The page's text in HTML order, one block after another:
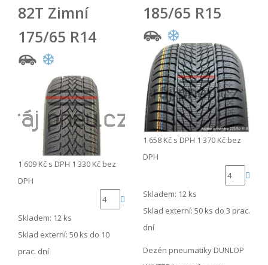
82T Zimní
175/65 R14
1 609 Kč s DPH 1 330 Kč bez
DPH
Skladem: 12 ks
Sklad externí: 50 ks do 10
prac. dní
185/65 R15
1 658 Kč s DPH 1 370 Kč bez
DPH
Skladem: 12 ks
Sklad externí: 50 ks do 3 prac.
dní
Dezén pneumatiky DUNLOP